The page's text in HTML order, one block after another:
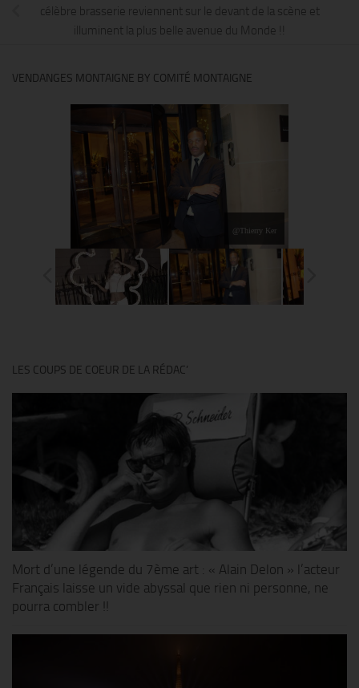
célèbre brasserie reviennent sur le devant de la scène et
illuminent la plus belle avenue du Monde !!
VENDANGES MONTAIGNE BY COMITÉ MONTAIGNE
LES COUPS DE COEUR DE LA RÉDAC’
Mort d’une légende du 7ème art : « Alain Delon » l’acteur
Français laisse un vide abyssal que rien ni personne, ne
pourra combler !!